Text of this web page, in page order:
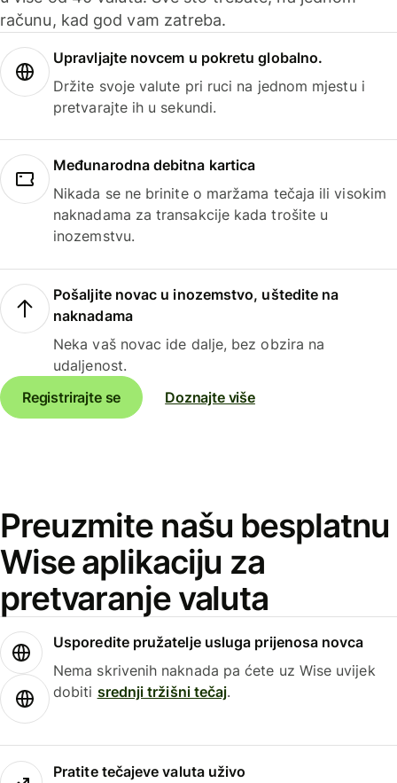
računu, kad god vam zatreba.
Upravljajte novcem u pokretu globalno.
Držite svoje valute pri ruci na jednom mjestu i
pretvarajte ih u sekundi.
Međunarodna debitna kartica
Nikada se ne brinite o maržama tečaja ili visokim
naknadama za transakcije kada trošite u
inozemstvu.
Pošaljite novac u inozemstvo, uštedite na
naknadama
Neka vaš novac ide dalje, bez obzira na
udaljenost.
Registrirajte se
Doznajte više
Preuzmite našu besplatnu
Wise aplikaciju za
pretvaranje valuta
Usporedite pružatelje usluga prijenosa novca
Nema skrivenih naknada pa ćete uz Wise uvijek
dobiti srednji tržišni tečaj.
Pratite tečajeve valuta uživo